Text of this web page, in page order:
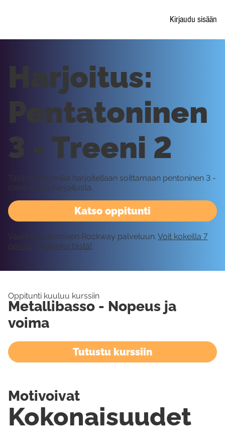
Kirjaudu sisään
Katso oppitunti
Harjoitus:
Pentatoninen
3 - Treeni 2
Tällä oppitunnilla harjoitellaan soittamaan pentoninen 3 -
osion toista harjoitusta.
Vaatii kirjautumisen Rockway palveluun. Voit kokeilla 7
päivää ilmaiseksi tästä!
Oppitunti kuuluu kurssiin
Metallibasso - Nopeus ja
voima
Tutustu kurssiin
Kokonaisuudet
Motivoivat